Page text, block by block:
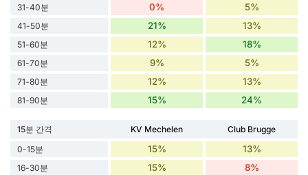
31-40분 0% 5%
41-50분 21% 13%
51-60분 12% 18%
61-70분 9% 5%
71-80분 12% 13%
81-90분 15% 24%
15분 간격 KV Mechelen
Club Brugge
0-15분
15% 13%
16-30분 15% 8%